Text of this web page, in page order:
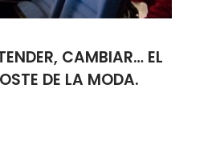
CAMBIAR… EL
DE LA MODA.